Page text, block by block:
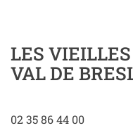
LES
VAL DE
02 35 86 44 00